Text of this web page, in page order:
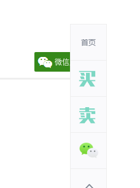
微信朋友圈